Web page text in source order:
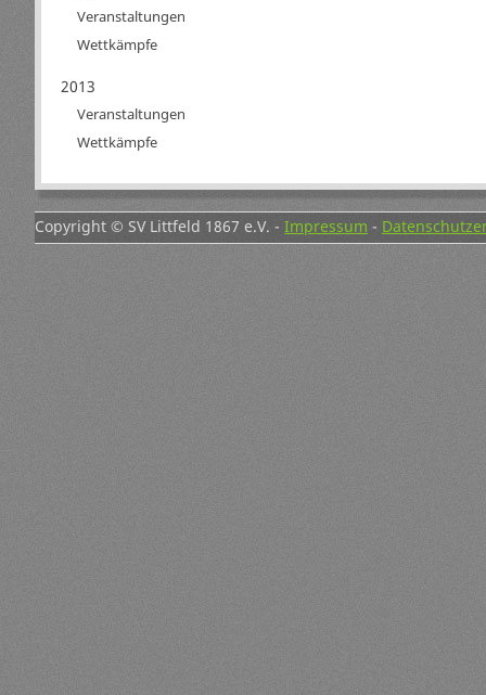
Veranstaltungen
Wettkämpfe
2013
Veranstaltungen
Wettkämpfe
Copyright © SV Littfeld 1867 e.V. - Impressum -